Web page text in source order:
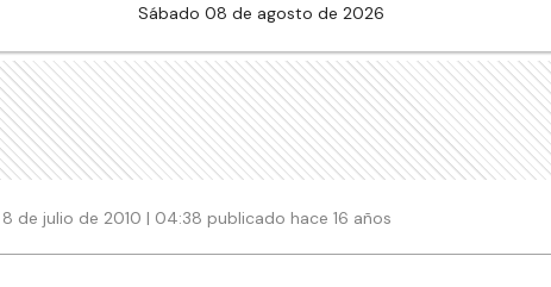
sábado 08 de agosto de 2026
8 de julio de 2010 | 04:38 publicado hace 16 años